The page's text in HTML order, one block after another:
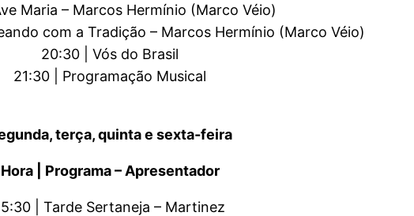
Maria – Marcos Hermínio (Marco Véio)
com a Tradição – Marcos Hermínio (Marco Véio)
20:30 | Vós do Brasil
21:30 | Programação Musical
terça, quinta e sexta-feira
Hora | Programa – Apresentador
| Tarde Sertaneja – Martinez